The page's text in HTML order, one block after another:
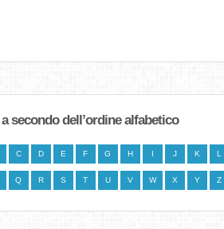
secondo dell’ordine alfabetico
C D E F G H I J K L
Q R S T U V W X Y Z